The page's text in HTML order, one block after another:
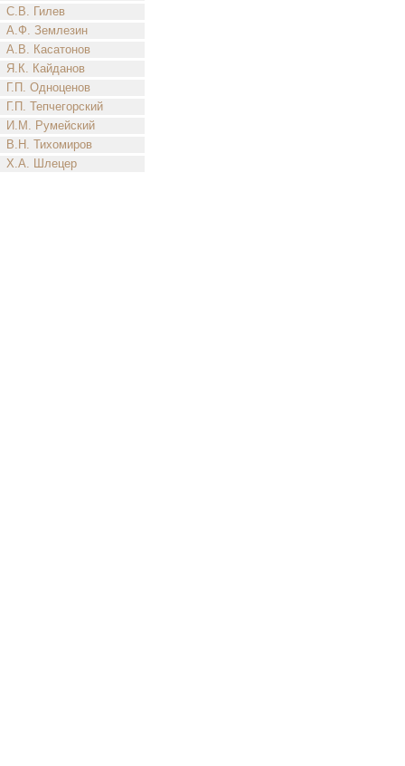
С.В. Гилев
А.Ф. Землезин
А.В. Касатонов
Я.К. Кайданов
Г.П. Одноценов
Г.П. Тепчегорский
И.М. Румейский
В.Н. Тихомиров
Х.А. Шлецер